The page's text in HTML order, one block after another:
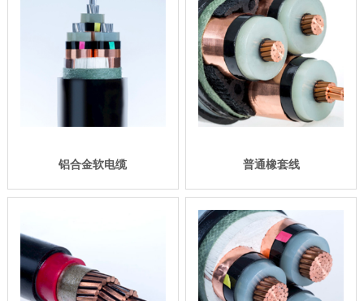
铝合金软电缆 普通橡套线